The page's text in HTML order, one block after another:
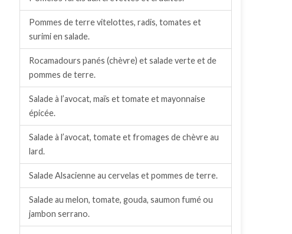
Pommes de terre vitelottes, radis, tomates et
surimi en salade.
Rocamadours panés (chèvre) et salade verte et de
pommes de terre.
Salade à l’avocat, maïs et tomate et mayonnaise
épicée.
Salade à l’avocat, tomate et fromages de chèvre au
lard.
Salade Alsacienne au cervelas et pommes de terre.
Salade au melon, tomate, gouda, saumon fumé ou
jambon serrano.